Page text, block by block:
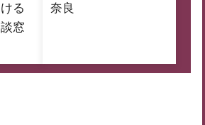
る
窓
奈良